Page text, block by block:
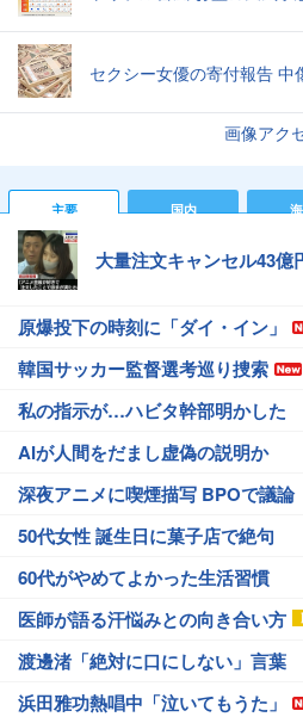
セクシー女優の寄付報告 中
画像アク
主要 国内
大量注文キャンセル43億
原爆投下の時刻に「ダイ・イン」
韓国サッカー監督選考巡り捜索
私の指示が…ハビタ幹部明かした
AIが人間をだまし虚偽の説明か
深夜アニメに喫煙描写 BPOで議論
50代女性 誕生日に菓子店で絶句
60代がやめてよかった生活習慣
医師が語る汗悩みとの向き合い方
渡邊渚「絶対に口にしない」言葉
浜田雅功熱唱中「泣いてもうた」